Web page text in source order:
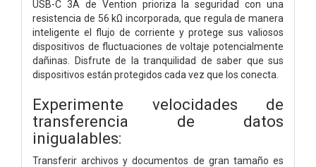
USB-C 3A de Vention prioriza la seguridad con una
resistencia de 56 kΩ incorporada, que regula de manera
inteligente el flujo de corriente y protege sus valiosos
dispositivos de fluctuaciones de voltaje potencialmente
dañinas. Disfrute de la tranquilidad de saber que sus
dispositivos están protegidos cada vez que los conecta.
Experimente velocidades de
transferencia de datos
inigualables:
Transferir archivos y documentos de gran tamaño es